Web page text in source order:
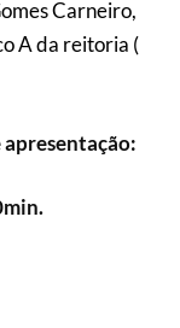
Carneiro,
A da reitoria (